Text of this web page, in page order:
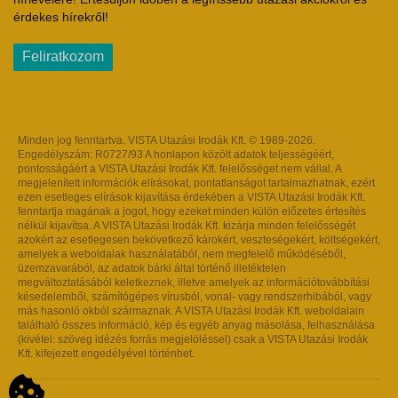
érdekes hírekről!
Feliratkozom
Minden jog fenntartva. VISTA Utazási Irodák Kft. © 1989-2026.
Engedélyszám: R0727/93 A honlapon közölt adatok teljességéért,
pontosságáért a VISTA Utazási Irodák Kft. felelősséget nem vállal. A
megjelenített információk elírásokat, pontatlanságot tartalmazhatnak, ezért
ezen esetleges elírások kijavítása érdekében a VISTA Utazási Irodák Kft.
fenntartja magának a jogot, hogy ezeket minden külön előzetes értesítés
nélkül kijavítsa. A VISTA Utazási Irodák Kft. kizárja minden felelősségét
azokért az esetlegesen bekövetkező károkért, veszteségekért, költségekért,
amelyek a weboldalak használatából, nem megfelelő működéséből,
üzemzavarából, az adatok bárki által történő illetéktelen
megváltoztatásából keletkeznek, illetve amelyek az információtovábbítási
késedelemből, számítógépes vírusból, vonal- vagy rendszerhibából, vagy
más hasonló okból származnak. A VISTA Utazási Irodák Kft. weboldalain
található összes információ, kép és egyéb anyag másolása, felhasználása
(kivétel: szöveg idézés forrás megjelöléssel) csak a VISTA Utazási Irodák
Kft. kifejezett engedélyével történhet.